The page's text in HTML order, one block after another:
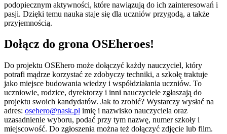
podopiecznym aktywności, które nawiązują do ich zainteresowań i
pasji. Dzięki temu nauka staje się dla uczniów przygodą, a także
przyjemnością.
Dołącz do grona OSEheroes!
Do projektu OSEhero może dołączyć każdy nauczyciel, który
potrafi mądrze korzystać ze zdobyczy techniki, a szkołę traktuje
jako miejsce budowania wiedzy i współdziałania uczniów. To
uczniowie, rodzice, dyrektorzy i inni nauczyciele zgłaszają do
projektu swoich kandydatów. Jak to zrobić? Wystarczy wysłać na
adres: osehero@nask.pl imię i nazwisko nauczyciela oraz
uzasadnienie wyboru, podać przy tym nazwę, numer szkoły i
miejscowość. Do zgłoszenia można też dołączyć zdjęcie lub film.